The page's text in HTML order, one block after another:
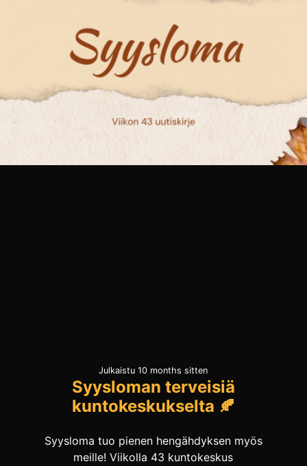
Julkaistu 10 months sitten
Syysloman terveisiä
kuntokeskukselta 🍂
Syysloma tuo pienen hengähdyksen myös
meille! Viikolla 43 kuntokeskus